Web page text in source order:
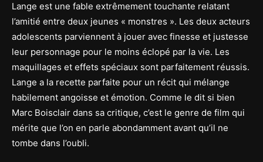
Lange est une fable extrêmement touchante relatant
l’amitié entre deux jeunes « monstres ». Les deux acteurs
adolescents parviennent à jouer avec finesse et justesse
leur personnage pour le moins éclopé par la vie. Les
maquillages et effets spéciaux sont parfaitement réussis.
Lange a la recette parfaite pour un récit qui mélange
habilement angoisse et émotion. Comme le dit si bien
Marc Boisclair dans sa critique, c’est le genre de film qui
mérite que l’on en parle abondamment avant qu’il ne
tombe dans l’oubli.